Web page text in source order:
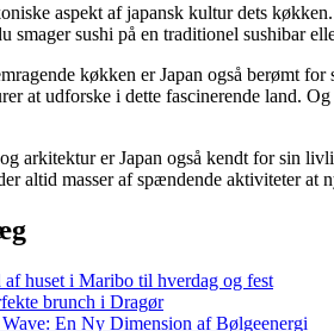
aspekt af japansk kultur dets
smager sushi på en traditionel sushibar
køkken er Japan også berømt
at udforske i dette fascinerende land.
arkitektur er Japan også kendt for sin
altid masser af spændende aktiviteter at
huset i Maribo til hverdag og fest
brunch i Dragør
En Ny Dimension af Bølgeenergi